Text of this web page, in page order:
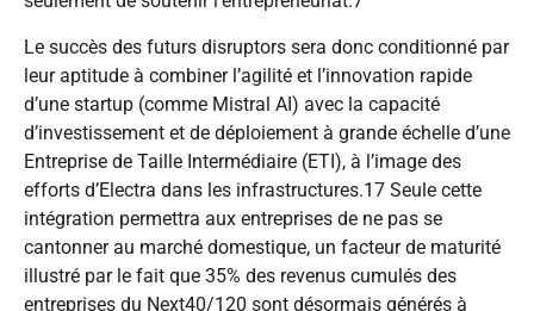
Le succès des futurs disruptors sera donc conditionné par
leur aptitude à combiner l’agilité et l’innovation rapide
d’une startup (comme Mistral AI) avec la capacité
d’investissement et de déploiement à grande échelle d’une
Entreprise de Taille Intermédiaire (ETI), à l’image des
efforts d’Electra dans les infrastructures.17 Seule cette
intégration permettra aux entreprises de ne pas se
cantonner au marché domestique, un facteur de maturité
illustré par le fait que 35% des revenus cumulés des
entreprises du Next40/120 sont désormais générés à